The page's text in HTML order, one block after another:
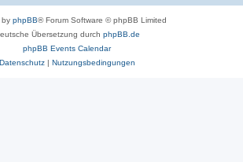
by phpBB® Forum Software © phpBB Limited
Übersetzung durch phpBB.de
phpBB Events Calendar
Datenschutz| Nutzungsbedingungen